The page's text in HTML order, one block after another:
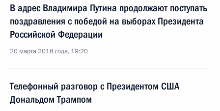
В адрес Владимира Путина продолжают поступать
поздравления с победой на выборах Президента
Российской Федерации
20 марта 2018 года, 19:20
Телефонный разговор с Президентом США
Дональдом Трампом